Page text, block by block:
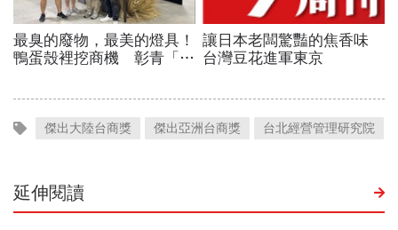
傑出大陸台商獎 傑出亞洲台商獎 台北經營管理研究院
延伸閱讀